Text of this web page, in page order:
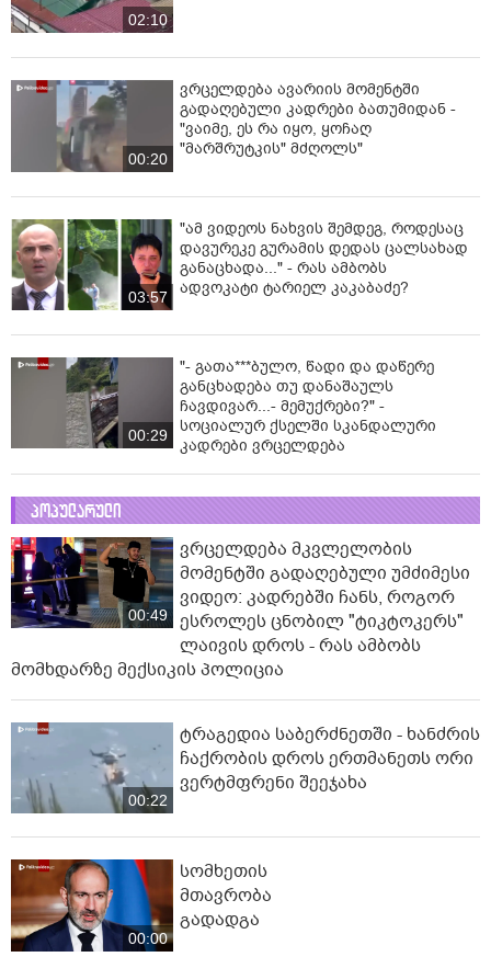
02:10
00:20
ვრცელდება ავარიის მომენტში
გადაღებული კადრები ბათუმიდან -
"ვაიმე, ეს რა იყო, ყოჩაღ
"მარშრუტკის" მძღოლს"
03:57
"ამ ვიდეოს ნახვის შემდეგ, როდესაც
დავურეკე გურამის დედას ცალსახად
განაცხადა..." - რას ამბობს
ადვოკატი ტარიელ კაკაბაძე?
00:29
"- გათა***ბულო, წადი და დაწერე
განცხადება თუ დანაშაულს
ჩავდივარ...- მემუქრები?" -
სოციალურ ქსელში სკანდალური
კადრები ვრცელდება
პოპულარული
00:49
ვრცელდება მკვლელობის
მომენტში გადაღებული უმძიმესი
ვიდეო: კადრებში ჩანს, როგორ
ესროლეს ცნობილ "ტიკტოკერს"
ლაივის დროს - რას ამბობს
მომხდარზე მექსიკის პოლიცია
00:22
ტრაგედია საბერძნეთში - ხანძრის
ჩაქრობის დროს ერთმანეთს ორი
ვერტმფრენი შეეჯახა
00:00
სომხეთის
მთავრობა
გადადგა